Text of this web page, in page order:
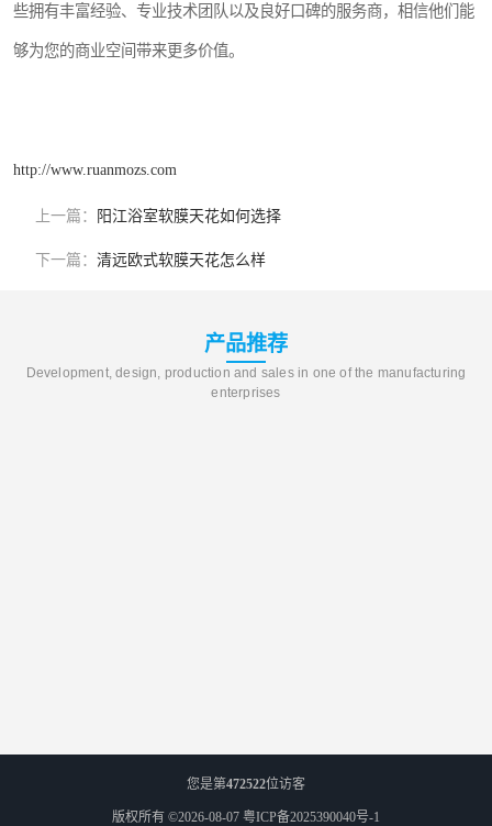
些拥有丰富经验、专业技术团队以及良好口碑的服务商，相信他们能
够为您的商业空间带来更多价值。
http://www.ruanmozs.com
上一篇： 阳江浴室软膜天花如何选择
下一篇： 清远欧式软膜天花怎么样
产品推荐
Development, design, production and sales in one of the manufacturing
enterprises
您是第472522位访客
版权所有 ©2026-08-07 粤ICP备2025390040号-1